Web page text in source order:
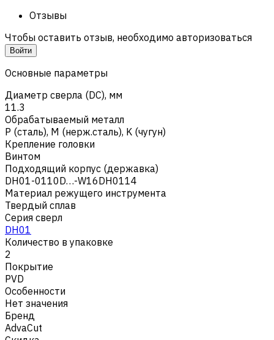
Отзывы
Чтобы оставить отзыв, необходимо авторизоваться
Войти
Основные параметры
Диаметр сверла (DC), мм
11.3
Обрабатываемый металл
Р (сталь), M (нерж.сталь), K (чугун)
Крепление головки
Винтом
Подходящий корпус (державка)
DH01-0110D…-W16DH0114
Материал режущего инструмента
Твердый сплав
Серия сверл
DH01
Количество в упаковке
2
Покрытие
PVD
Особенности
Нет значения
Бренд
AdvaCut